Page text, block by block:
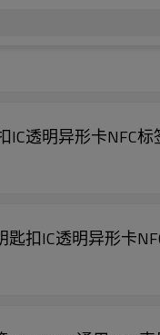
透明异形卡NFC标
匙扣IC透明异形卡